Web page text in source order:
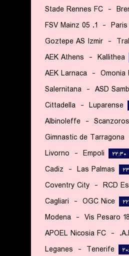
Stade Rennes FC -
1. FSV Mainz 05 -
Goztepe AS Izmir -
AEK Athens - Kallithea
AEK Larnaca - Omonia
Salernitana - ASD
Cittadella - Luparense
Albinoleffe -
Gimnastic de Tarragona
Livorno - Empoli ۲۲:۳۰
Cadiz - Las Palmas
Coventry City - RCD
Cagliari - OGC Nice
Modena - Vis Pesaro
APOEL Nicosia FC -
Leganes - Tenerife